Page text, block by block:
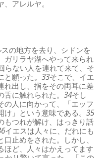
アレルヤ。
の地方を去り、シドンを
ガリラヤ湖へやって来られ
らない人を連れて来て、そ
と願った。33そこで、イエ
れ出し、指をその両耳に差
舌に触れられた。34そし
の人に向かって、「エッフ
け」という意味である。35
もつれが解け、はっきり話
イエスは人々に、だれにも
止めをされた。しかし、
ほど、人々はかえってます